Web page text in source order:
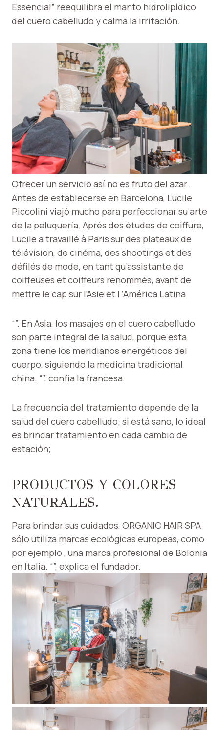
Essencial” reequilibra el manto hidrolipídico
del cuero cabelludo y calma la irritación.
Ofrecer un servicio así no es fruto del azar.
Antes de establecerse en Barcelona, ​​Lucile
Piccolini viajó mucho para perfeccionar su arte
de la peluquería. Après des études de coiffure,
Lucile a travaillé à Paris sur des plateaux de
télévision, de cinéma, des shootings et des
défilés de mode, en tant qu’assistante de
coiffeuses et coiffeurs renommés, avant de
mettre le cap sur l’Asie et l ‘América Latina.
“”. En Asia, los masajes en el cuero cabelludo
son parte integral de la salud, porque esta
zona tiene los meridianos energéticos del
cuerpo, siguiendo la medicina tradicional
china. “”, confía la francesa.
La frecuencia del tratamiento depende de la
salud del cuero cabelludo; si está sano, lo ideal
es brindar tratamiento en cada cambio de
estación;
PRODUCTOS Y COLORES
NATURALES.
Para brindar sus cuidados, ORGANIC HAIR SPA
sólo utiliza marcas ecológicas europeas, como
por ejemplo , una marca profesional de Bolonia
en Italia. “”, explica el fundador.